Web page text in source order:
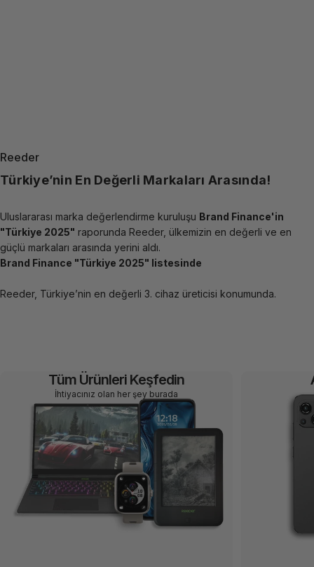
Sayfa 1Sayfa 2
Reeder
Türkiye’nin En Değerli Markaları Arasında!
Uluslararası marka değerlendirme kuruluşu Brand Finance'in
"Türkiye 2025" raporunda Reeder, ülkemizin en değerli ve en
güçlü markaları arasında yerini aldı.
Brand Finance "Türkiye 2025" listesinde
Reeder, Türkiye’nin en değerli 3. cihaz üreticisi konumunda.
Tüm Ürünleri Keşfedin
İhtiyacınız olan her şey burada